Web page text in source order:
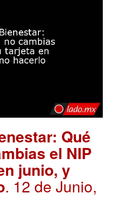
Qué
el NIP
junio, y
. 12 de Junio,